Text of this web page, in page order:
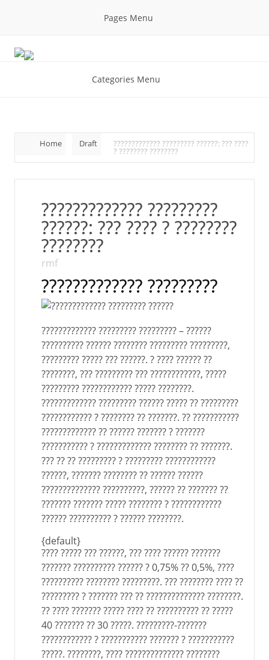
Pages Menu
Categories Menu
Home Draft ????????????? ????????? ??????: ??? ????
? ???????? ????????
????????????? ?????????
??????: ??? ???? ? ????????
????????
rmf
????????????? ?????????
????????????? ????????? ????????? – ??????
?????????? ?????? ???????? ????????? ?????????,
????????? ????? ??? ??????. ? ???? ?????? ??
????????, ??? ????????? ??? ????????????, ?????
????????? ???????????? ????? ????????.
????????????? ????????? ?????? ????? ?? ?????????
???????????? ? ???????? ?? ???????. ?? ???????????
????????????? ?? ?????? ??????? ? ???????
??????????? ? ????????????? ???????? ?? ???????.
??? ?? ?? ????????? ? ????????? ????????????
??????, ??????? ???????? ?? ?????? ??????
?????????????? ??????????, ?????? ?? ??????? ??
??????? ??????? ????? ???????? ? ????????????
?????? ?????????? ? ?????? ????????.
{default}
???? ????? ??? ??????, ??? ???? ?????? ???????
??????? ?????????? ?????? ? 0,75% ?? 0,5%, ????
?????????? ???????? ?????????. ??? ???????? ???? ??
????????? ? ??????? ??? ?? ?????????????? ????????.
?? ???? ??????? ????? ???? ?? ?????????? ?? ?????
40 ??????? ?? 30 ?????. ?????????-???????
???????????? ? ??????????? ??????? ? ???????????
?????. ????????, ???? ?????????????? ????????